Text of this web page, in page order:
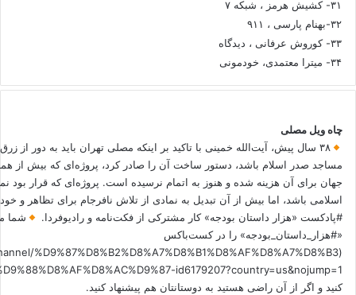
۳۱- کشیش هرمز ، شبکه ۷
۳۲-بهنام پارسی ، ۹۱۱
۳۳- کوروش عرفانی ، دیدگاه
۳۴- میترا معتمدی، خودمونی
چاه ویل مصلی
۳۸ سال پیش، آیت‌الله خمینی با تاکید بر اینکه مصلی تهران باید به دور از
مساجد صدر اسلام باشد، دستور ساخت آن را صادر کرد، پروژه‌ای که بیش از
جهان برای آن هزینه شده و هنوز به اتمام نرسیده است. پروژه‌ای که قرار بود
اسلامی باشد، اما بیش از آن تبدیل به نمادی از تلاش نافرجام برای تظاهر و
#پادکست «هزار داستان بودجه» کار مشترکی از فکت‌نامه و رادیوفردا.
شما
«#هزار_داستان_بودجه» را در کست‌باکس
%D9%87%D8%B2%D8%A7%D8%B1%D8%AF%D8%A7%D8%B3
کنید و اگر از آن راضی هستید به دوستانتان هم پیشنهاد کنید.